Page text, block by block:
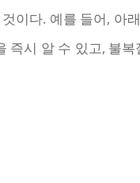
이다. 예를 들어, 아
시 알 수 있고, 불